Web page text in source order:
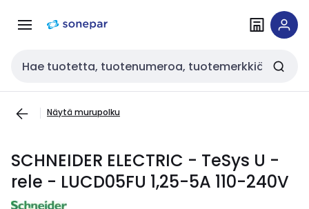
navigointiinsisältöön
Haku
Näytä murupolku
SCHNEIDER ELECTRIC - TeSys U -
rele - LUCD05FU 1,25-5A 110-240V